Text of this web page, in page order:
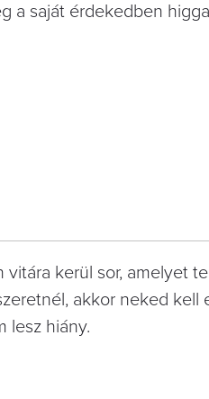
a saját érdekedben
kerül sor, amelyet
akkor neked
lesz hiány.